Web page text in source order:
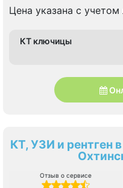
Цена указана с учетом
КТ ключицы
КТ, УЗИ и рентген
Отзыв о сервисе